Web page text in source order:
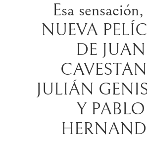
Esa
NUEVA
DE JUAN
JULIÁN
Y PABLO